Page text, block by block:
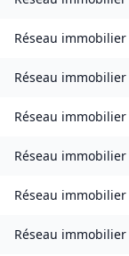
Réseau immobilier
Réseau immobilier
Réseau immobilier
Réseau immobilier
Réseau immobilier
Réseau immobilier